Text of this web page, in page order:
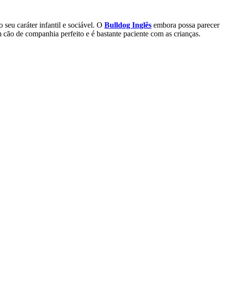
seu caráter infantil e sociável. O Bulldog Inglês embora possa parecer
de companhia perfeito e é bastante paciente com as crianças.